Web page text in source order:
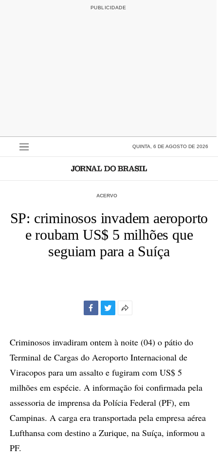
QUINTA, 6 DE AGOSTO DE 2026
ACERVO
SP: criminosos invadem aeroporto
e roubam US$ 5 milhões que
seguiam para a Suíça
compartilhamento
Criminosos invadiram ontem à noite (04) o pátio do
Terminal de Cargas do Aeroporto Internacional de
Viracopos para um assalto e fugiram com US$ 5
milhões em espécie. A informação foi confirmada pela
assessoria de imprensa da Polícia Federal (PF), em
Campinas. A carga era transportada pela empresa aérea
Lufthansa com destino a Zurique, na Suíça, informou a
PF.